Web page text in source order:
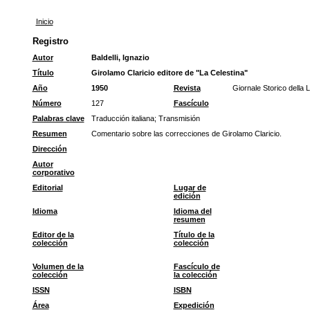
Inicio
Registro
Autor
Baldelli, Ignazio
Título
Girolamo Claricio editore de "La Celestina"
Año
1950 Revista Giornale Storico della
Número
127 Fascículo
Palabras clave
Traducción italiana; Transmisión
Resumen
Comentario sobre las correcciones de Girolamo Claricio.
Dirección
Autor
corporativo
Editorial
Lugar de
edición
Idioma
Idioma del
resumen
Editor de la
colección
Título de la
colección
Volumen de la
colección
Fascículo de
la colección
ISSN ISBN
Área
Expedición